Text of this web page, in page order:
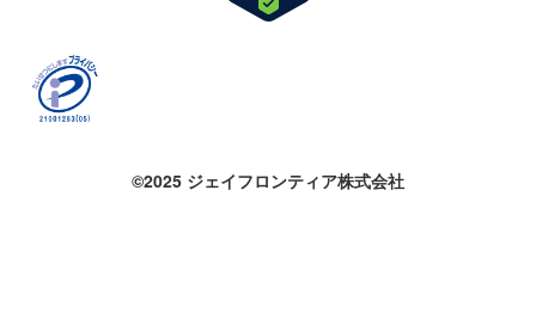
©2025 ジェイフロンティア株式会社